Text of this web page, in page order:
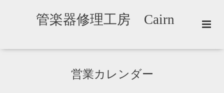
管楽器修理工房 Cairn
営業カレンダー